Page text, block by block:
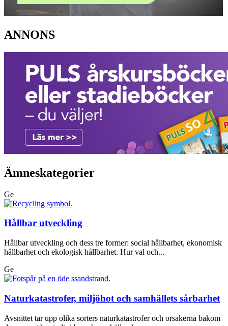
ANNONS
Ämneskategorier
Ge
Hållbar utveckling
Hållbar utveckling och dess tre former: social hållbarhet, ekonomisk
hållbarhet och ekologisk hållbarhet. Hur val och...
Ge
Naturkatastrofer, miljöhot och samhällets sårbarhet
Avsnittet tar upp olika sorters naturkatastrofer och orsakerna bakom